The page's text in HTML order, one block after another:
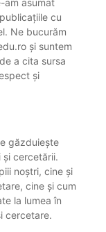
am asumat
cu
Ne bucurăm
și suntem
a cita sursa
și
găzduiește
cercetării.
noștri, cine și
cine și cum
la lumea în
cercetare.